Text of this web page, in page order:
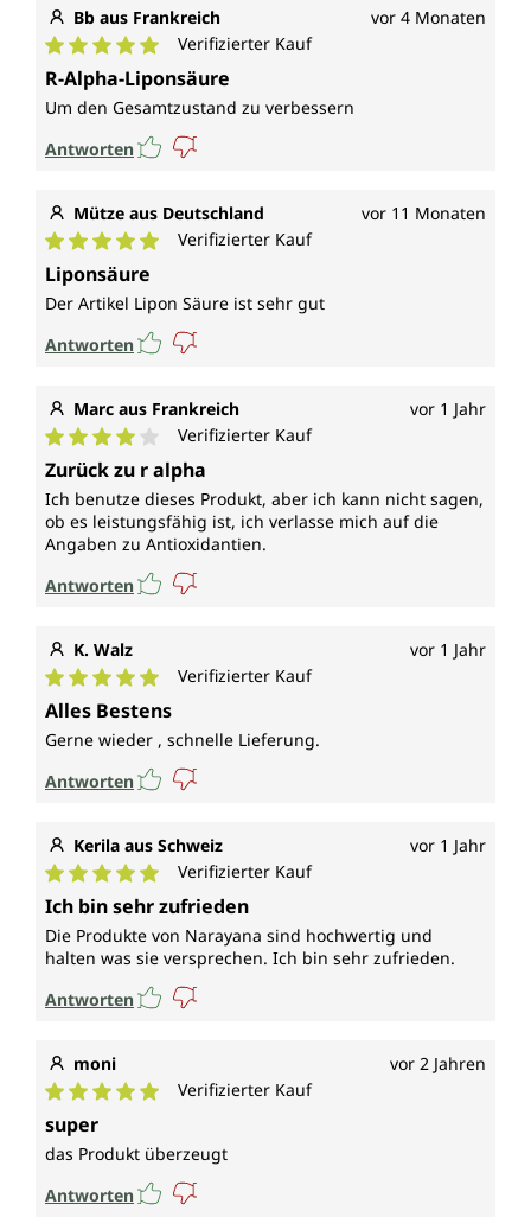
Bb aus Frankreich vor 4 Monaten
Durchschnittliche Bewertung von 5 von 5 Sternen
Verifizierter Kauf
R-Alpha-Liponsäure
Um den Gesamtzustand zu verbessern
Antworten
Mütze aus Deutschland vor 11 Monaten
Durchschnittliche Bewertung von 5 von 5 Sternen
Verifizierter Kauf
Liponsäure
Der Artikel Lipon Säure ist sehr gut
Antworten
Marc aus Frankreich vor 1 Jahr
Durchschnittliche Bewertung von 4 von 5 Sternen
Verifizierter Kauf
Zurück zu r alpha
Ich benutze dieses Produkt, aber ich kann nicht sagen,
ob es leistungsfähig ist, ich verlasse mich auf die
Angaben zu Antioxidantien.
Antworten
K. Walz vor 1 Jahr
Durchschnittliche Bewertung von 5 von 5 Sternen
Verifizierter Kauf
Alles Bestens
Gerne wieder , schnelle Lieferung.
Antworten
Kerila aus Schweiz vor 1 Jahr
Durchschnittliche Bewertung von 5 von 5 Sternen
Verifizierter Kauf
Ich bin sehr zufrieden
Die Produkte von Narayana sind hochwertig und
halten was sie versprechen. Ich bin sehr zufrieden.
Antworten
moni vor 2 Jahren
Verifizierter Kauf
super
das Produkt überzeugt
Antworten